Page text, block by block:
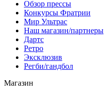
Обзор прессы
Конкурсы Фратрии
Мир Ультрас
Наш магазин/партнеры
Дартс
Ретро
Эксклюзив
Регби/гандбол
Магазин